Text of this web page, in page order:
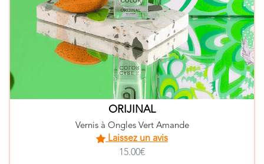
ORIJINAL
Vernis à Ongles Vert Amande
Laissez un avis
15.00€